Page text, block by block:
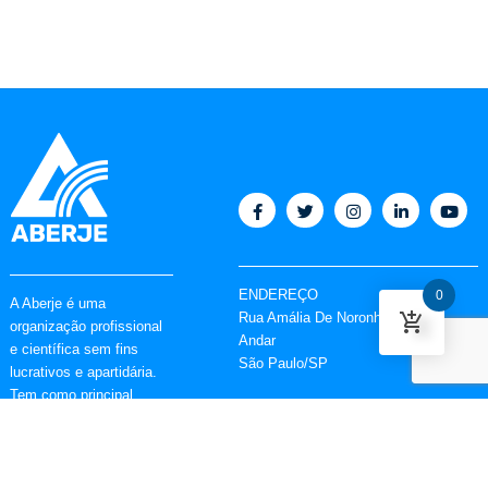
A Aberje é uma
organização profissional
e científica sem fins
lucrativos e apartidária.
Tem como principal
ENDEREÇO
Rua Amália De Noronha, 151 6º
Andar
São Paulo/SP
0